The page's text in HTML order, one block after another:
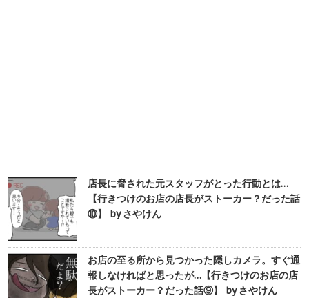
店長に脅された元スタッフがとった行動とは…
【行きつけのお店の店長がストーカー？だった話
⑩】 by さやけん
お店の至る所から見つかった隠しカメラ。すぐ通
報しなければと思ったが…【行きつけのお店の店
長がストーカー？だった話⑨】 by さやけん